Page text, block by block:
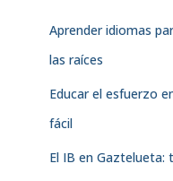
Aprender idiomas
las raíces
Educar el esfuerzo
fácil
El IB en Gaztelueta: